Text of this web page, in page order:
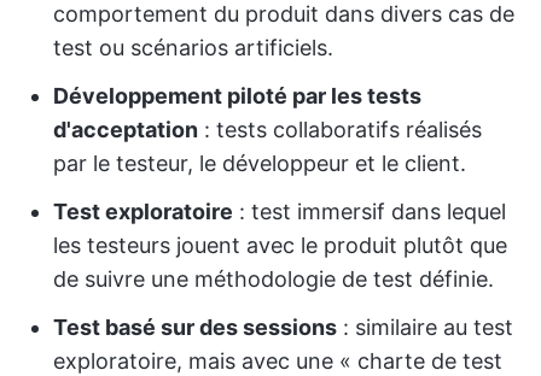
comportement du produit dans divers cas de
test ou scénarios artificiels.
Développement piloté par les tests
d'acceptation : tests collaboratifs réalisés
par le testeur, le développeur et le client.
Test exploratoire : test immersif dans lequel
les testeurs jouent avec le produit plutôt que
de suivre une méthodologie de test définie.
Test basé sur des sessions : similaire au test
exploratoire, mais avec une « charte de test